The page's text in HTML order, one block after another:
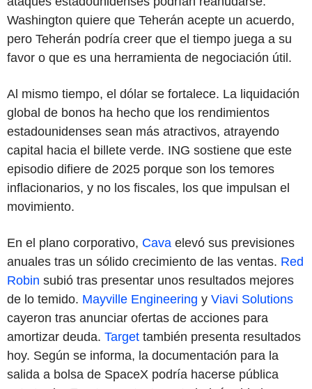
Washington quiere que Teherán acepte un acuerdo,
pero Teherán podría creer que el tiempo juega a su
favor o que es una herramienta de negociación útil.
Al mismo tiempo, el dólar se fortalece. La liquidación
global de bonos ha hecho que los rendimientos
estadounidenses sean más atractivos, atrayendo
capital hacia el billete verde. ING sostiene que este
episodio difiere de 2025 porque son los temores
inflacionarios, y no los fiscales, los que impulsan el
movimiento.
En el plano corporativo, Cava elevó sus previsiones
anuales tras un sólido crecimiento de las ventas. Red
Robin subió tras presentar unos resultados mejores
de lo temido. Mayville Engineering y Viavi Solutions
cayeron tras anunciar ofertas de acciones para
amortizar deuda. Target también presenta resultados
hoy. Según se informa, la documentación para la
salida a bolsa de SpaceX podría hacerse pública